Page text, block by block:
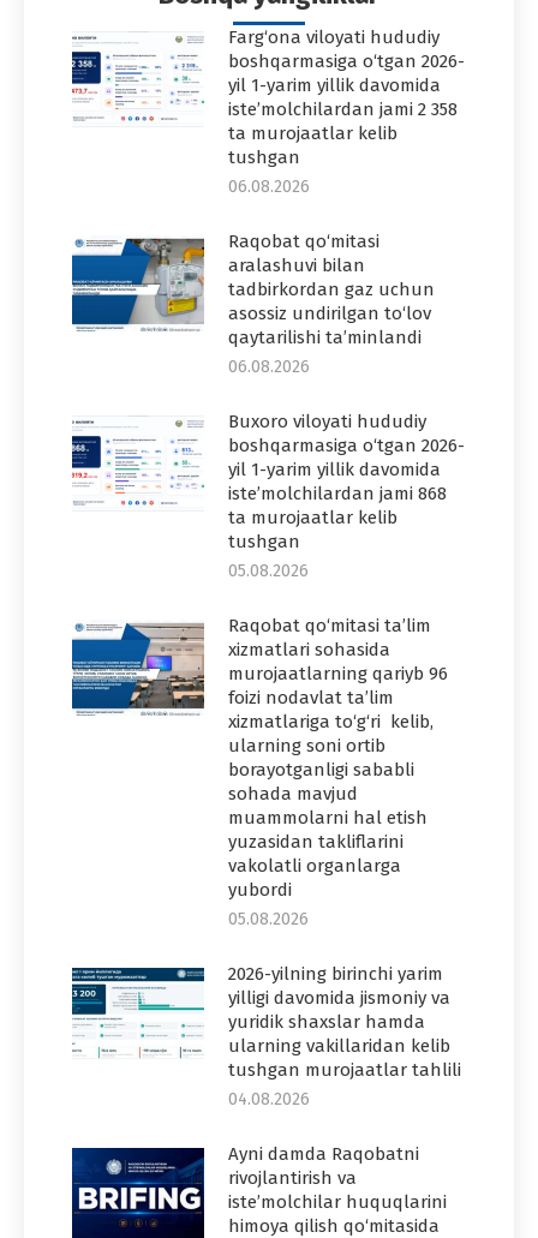
Farg‘ona viloyati hududiy
boshqarmasiga o‘tgan 2026-
yil 1-yarim yillik davomida
iste’molchilardan jami 2 358
ta murojaatlar kelib
tushgan
06.08.2026
Raqobat qo‘mitasi
aralashuvi bilan
tadbirkordan gaz uchun
asossiz undirilgan to‘lov
qaytarilishi ta’minlandi
06.08.2026
Buxoro viloyati hududiy
boshqarmasiga o‘tgan 2026-
yil 1-yarim yillik davomida
iste’molchilardan jami 868
ta murojaatlar kelib
tushgan
05.08.2026
Raqobat qo‘mitasi ta’lim
xizmatlari sohasida
murojaatlarning qariyb 96
foizi nodavlat ta’lim
xizmatlariga to‘g‘ri kelib,
ularning soni ortib
borayotganligi sababli
sohada mavjud
muammolarni hal etish
yuzasidan takliflarini
vakolatli organlarga
yubordi
05.08.2026
2026-yilning birinchi yarim
yilligi davomida jismoniy va
yuridik shaxslar hamda
ularning vakillaridan kelib
tushgan murojaatlar tahlili
04.08.2026
Ayni damda Raqobatni
rivojlantirish va
iste’molchilar huquqlarini
himoya qilish qo‘mitasida